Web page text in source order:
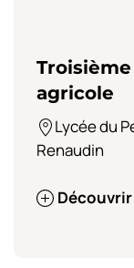
agricole
Lycée du
Renaudin